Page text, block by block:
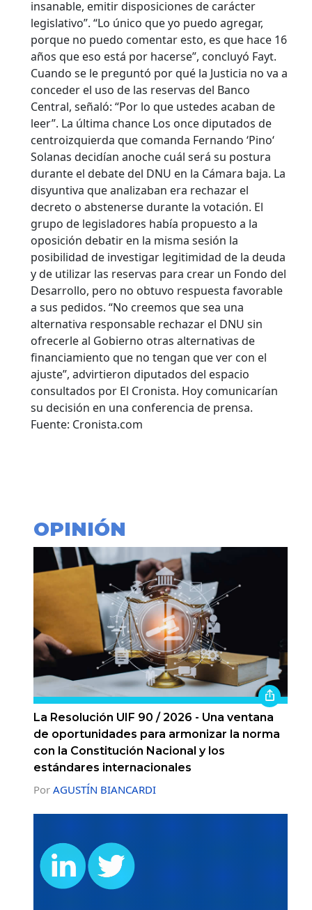
insanable, emitir disposiciones de carácter
legislativo”. “Lo único que yo puedo agregar,
porque no puedo comentar esto, es que hace 16
años que eso está por hacerse”, concluyó Fayt.
Cuando se le preguntó por qué la Justicia no va a
conceder el uso de las reservas del Banco
Central, señaló: “Por lo que ustedes acaban de
leer”. La última chance Los once diputados de
centroizquierda que comanda Fernando ‘Pino‘
Solanas decidían anoche cuál será su postura
durante el debate del DNU en la Cámara baja. La
disyuntiva que analizaban era rechazar el
decreto o abstenerse durante la votación. El
grupo de legisladores había propuesto a la
oposición debatir en la misma sesión la
posibilidad de investigar legitimidad de la deuda
y de utilizar las reservas para crear un Fondo del
Desarrollo, pero no obtuvo respuesta favorable
a sus pedidos. “No creemos que sea una
alternativa responsable rechazar el DNU sin
ofrecerle al Gobierno otras alternativas de
financiamiento que no tengan que ver con el
ajuste”, advirtieron diputados del espacio
consultados por El Cronista. Hoy comunicarían
su decisión en una conferencia de prensa.
Fuente: Cronista.com
OPINIÓN
La Resolución UIF 90 / 2026 - Una ventana
de oportunidades para armonizar la norma
con la Constitución Nacional y los
estándares internacionales
Por AGUSTÍN BIANCARDI